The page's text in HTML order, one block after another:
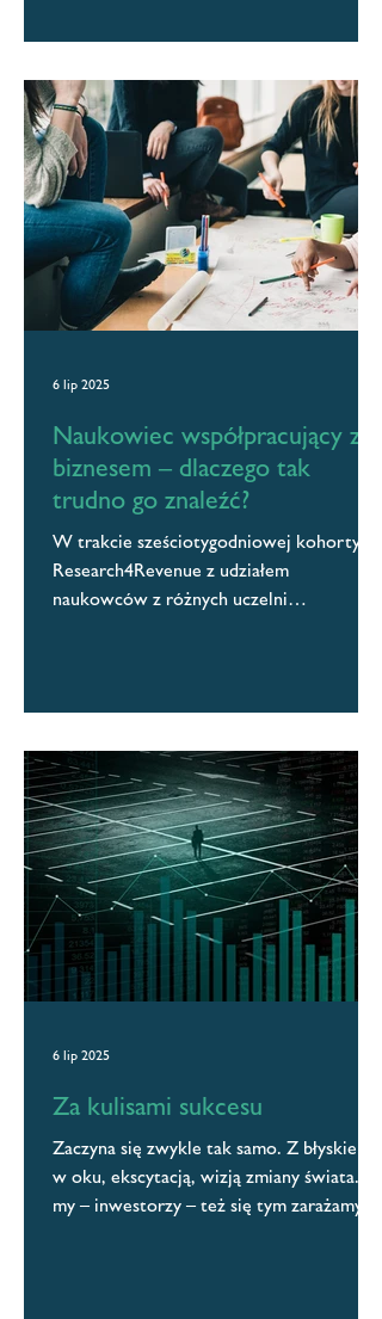
Naukowiec współpracujący z
biznesem – dlaczego tak
trudno go znaleźć?
W trakcie sześciotygodniowej kohorty
Research4Revenue z udziałem
naukowców z różnych uczelni
6 lip 2025
Za kulisami sukcesu
Zaczyna się zwykle tak samo. Z błyskiem
w oku, ekscytacją, wizją zmiany świata. I
my – inwestorzy – też się tym zarażamy.
6 lip 2025